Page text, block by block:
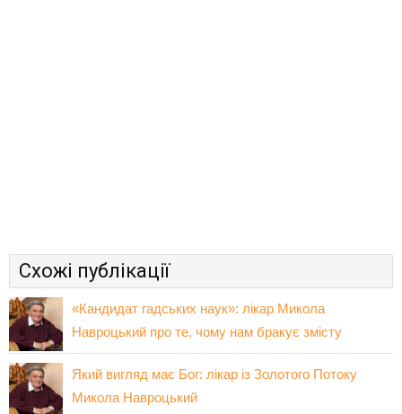
Схожі публікації
«Кандидат гадських наук»: лікар Микола
Навроцький про те, чому нам бракує змісту
Який вигляд має Бог: лікар із Золотого Потоку
Микола Навроцький